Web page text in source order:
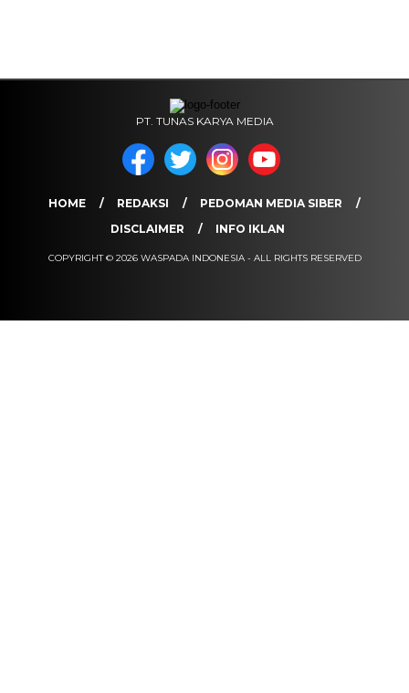
PT. TUNAS KARYA MEDIA
HOME REDAKSI
PEDOMAN MEDIA SIBER
DISCLAIMER
INFO IKLAN
COPYRIGHT © 2026 WASPADA INDONESIA - ALL RIGHTS RESERVED